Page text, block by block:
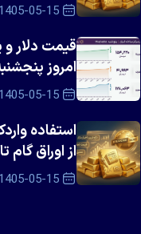
1405-05-15
قیمت دلار و
امروز پنجشنبه ۱۵ مرداد
1405-05-15
استفاده
شد1405-05-15